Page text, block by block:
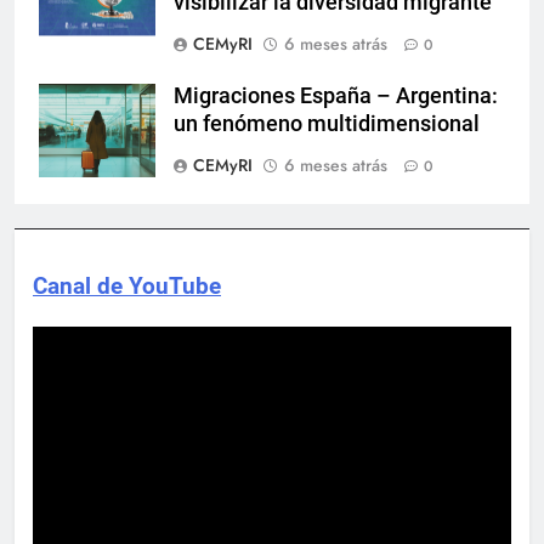
CEMyRI
6 meses atrás 0
Migraciones España – Argentina:
un fenómeno multidimensional
CEMyRI
6 meses atrás 0
Canal de YouTube